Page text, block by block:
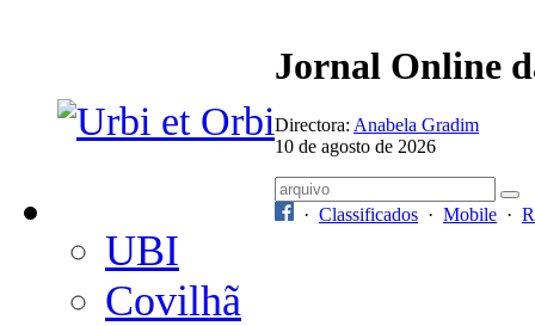
Jornal Online
Directora: Anabela Gradim
10 de agosto de 2026
· Classificados · Mobile ·
UBI
Covilhã